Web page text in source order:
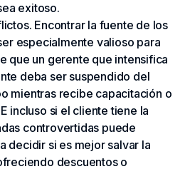
exitoso.
Encontrar la fuente de los
especialmente valioso para
que un gerente que intensifica
deba ser suspendido del
mientras recibe capacitación o
incluso si el cliente tiene la
controvertidas puede
decidir si es mejor salvar la
descuentos o